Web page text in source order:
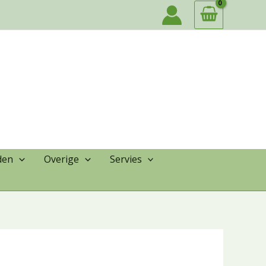
Overige
Servies